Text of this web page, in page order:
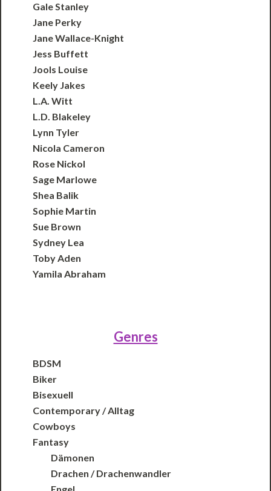
Gale Stanley
Jane Perky
Jane Wallace-Knight
Jess Buffett
Jools Louise
Keely Jakes
L.A. Witt
L.D. Blakeley
Lynn Tyler
Nicola Cameron
Rose Nickol
Sage Marlowe
Shea Balik
Sophie Martin
Sue Brown
Sydney Lea
Toby Aden
Yamila Abraham
Genres
BDSM
Biker
Bisexuell
Contemporary / Alltag
Cowboys
Fantasy
Dämonen
Drachen / Drachenwandler